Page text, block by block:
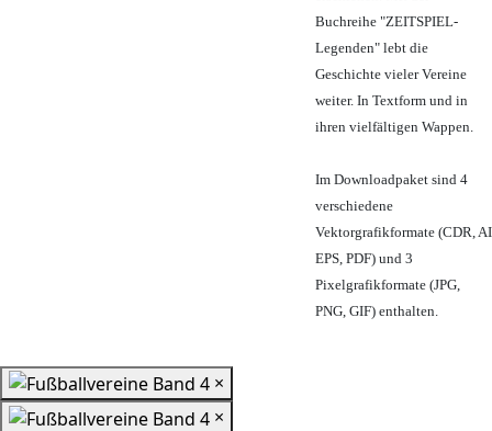
Buchreihe "ZEITSPIEL-
Legenden" lebt die
Geschichte vieler Vereine
weiter. In Textform und in
ihren vielfältigen Wappen.
Im Downloadpaket sind 4
verschiedene
Vektorgrafikformate (CDR, AI
EPS, PDF) und 3
Pixelgrafikformate (JPG,
PNG, GIF) enthalten.
×
×